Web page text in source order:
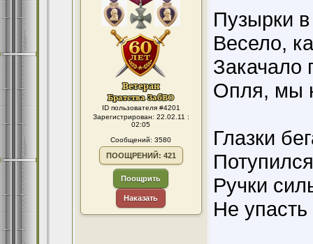
ID пользователя #4201
Зарегистрирован: 22.02.11 :
02:05
Сообщений: 3580
ПООЩРЕНИЙ: 421
Поощрить
Наказать
Пузырки в
Весело,
Закачало
Опля, мы
Глазки
Ручки
Не